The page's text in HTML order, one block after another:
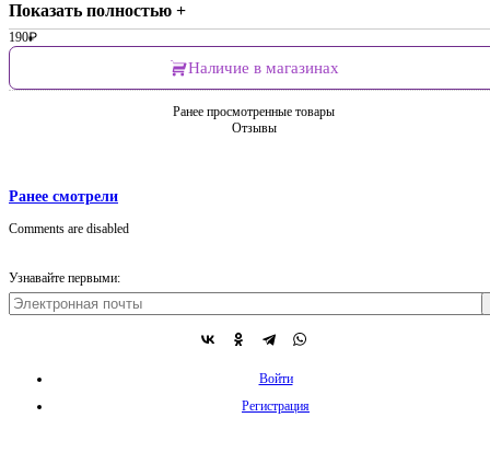
Показать полностью +
190₽
Наличие в магазинах
Ранее просмотренные товары
Отзывы
Ранее смотрели
Comments are disabled
Узнавайте первыми:
Войти
Регистрация